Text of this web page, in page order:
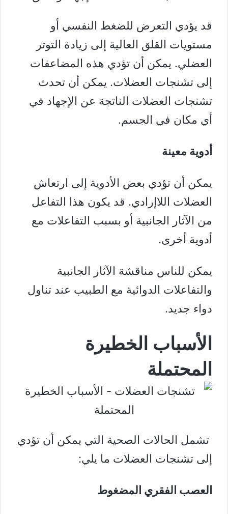
قد يؤدي التعرض للضغط النفسي أو
مستويات القلق العالية إلى زيادة التوتر
العضلي. يمكن أن تؤدي هذه المضاعفات
إلى تشنجات العضلات. يمكن أن تحدث
تشنجات العضلات الناتجة عن الإجهاد في
أي مكان في الجسم.
أدوية معينة
يمكن أن تؤدي بعض الأدوية إلى ارتعاش
العضلات اللاإرادي. قد يكون هذا التفاعل
من الآثار الجانبية أو بسبب التفاعلات مع
أدوية أخرى.
يمكن للناس مناقشة الآثار الجانبية
والتفاعلات الدوائية مع الطبيب عند تناول
دواء جديد.
الأسباب الخطيرة
المحتملة
تشمل الحالات الصحية التي يمكن أن تؤدي
إلى تشنجات العضلات ما يلي:
العصب الفقري المضغوط